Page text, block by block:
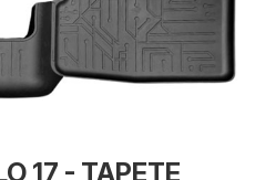
17 - TAPETE